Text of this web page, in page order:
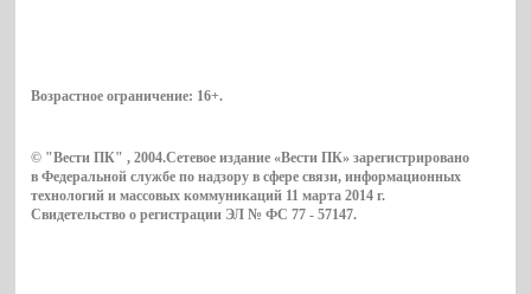
Возрастное ограничение: 16+.
© "Вести ПК" , 2004.Сетевое издание «Вести ПК» зарегистрировано
в Федеральной службе по надзору в сфере связи, информационных
технологий и массовых коммуникаций 11 марта 2014 г.
Свидетельство о регистрации ЭЛ № ФС 77 - 57147.